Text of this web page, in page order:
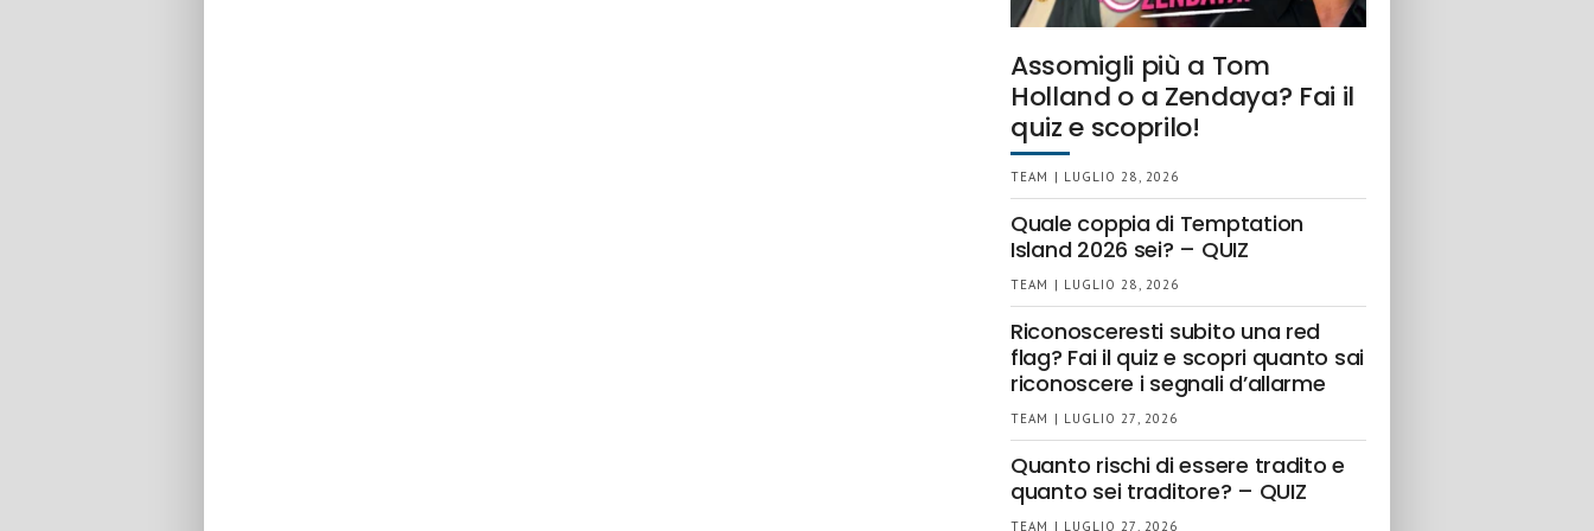
Assomigli più a Tom
Holland o a Zendaya? Fai il
quiz e scoprilo!
TEAM | LUGLIO 28, 2026
Quale coppia di Temptation
Island 2026 sei? – QUIZ
TEAM | LUGLIO 28, 2026
Riconosceresti subito una red
flag? Fai il quiz e scopri quanto sai
riconoscere i segnali d’allarme
TEAM | LUGLIO 27, 2026
Quanto rischi di essere tradito e
quanto sei traditore? – QUIZ
TEAM | LUGLIO 27, 2026